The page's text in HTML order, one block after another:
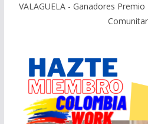
VALAGUELA - Ganadores